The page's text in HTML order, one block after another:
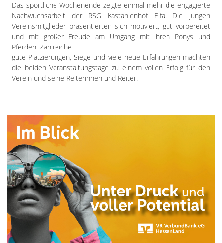
Das sportliche Wochenende zeigte einmal mehr die engagierte
Nachwuchsarbeit der RSG Kastanienhof Eifa. Die jungen
Vereinsmitglieder präsentierten sich motiviert, gut vorbereitet
und mit großer Freude am Umgang mit ihren Ponys und
Pferden. Zahlreiche
gute Platzierungen, Siege und viele neue Erfahrungen machten
die beiden Veranstaltungstage zu einem vollen Erfolg für den
Verein und seine Reiterinnen und Reiter.